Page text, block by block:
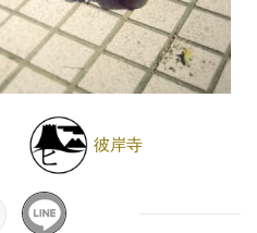
彼岸寺